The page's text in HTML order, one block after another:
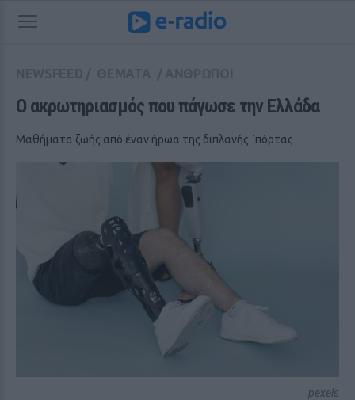
Ο ακρωτηριασμός που πάγωσε την Ελλάδα
Μαθήματα ζωής από έναν ήρωα της διπλανής ΄πόρτας
pexels